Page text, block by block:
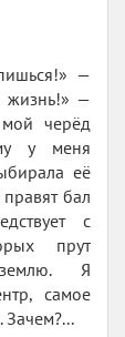
—
жизнь!» —
черёд
у меня
её
бал
с
прут
Я
самое
Зачем?...